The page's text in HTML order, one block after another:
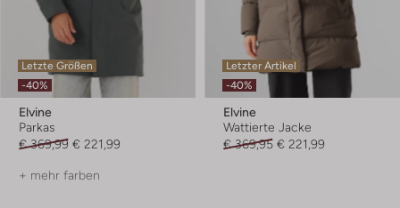
Letzte Größen
-40%
Elvine
Parkas
€ 369,99 € 221,99
+ mehr farben
Letzter Artikel
-40%
Elvine
Wattierte Jacke
€ 369,95 € 221,99